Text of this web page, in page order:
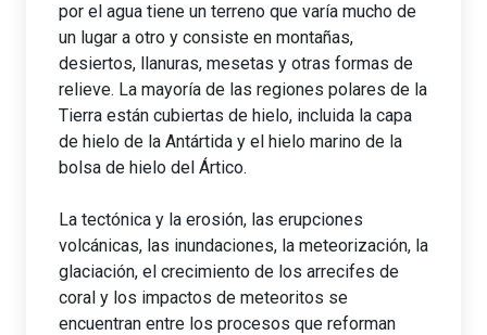
por el agua tiene un terreno que varía mucho de
un lugar a otro y consiste en montañas,
desiertos, llanuras, mesetas y otras formas de
relieve. La mayoría de las regiones polares de la
Tierra están cubiertas de hielo, incluida la capa
de hielo de la Antártida y el hielo marino de la
bolsa de hielo del Ártico.
La tectónica y la erosión, las erupciones
volcánicas, las inundaciones, la meteorización, la
glaciación, el crecimiento de los arrecifes de
coral y los impactos de meteoritos se
encuentran entre los procesos que reforman